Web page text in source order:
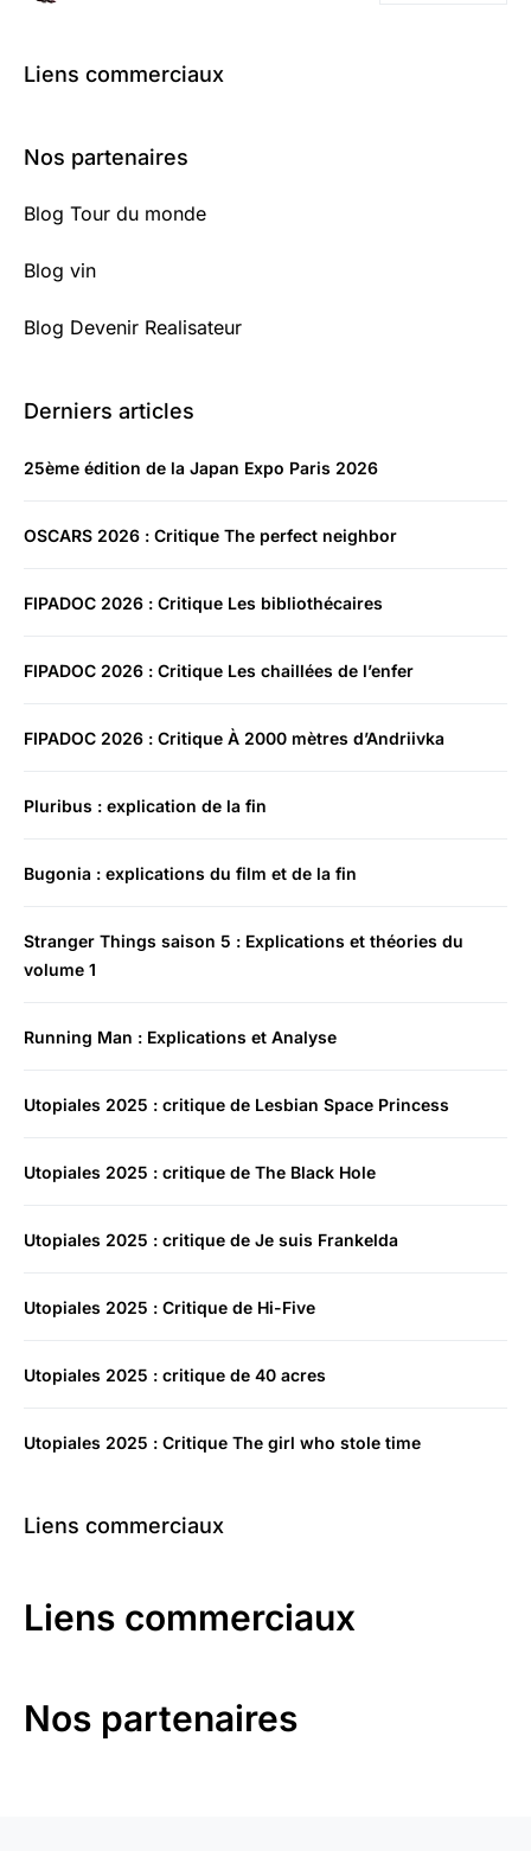
Liens commerciaux
Nos partenaires
Blog Tour du monde
Blog vin
Blog Devenir Realisateur
Derniers articles
25ème édition de la Japan Expo Paris 2026
OSCARS 2026 : Critique The perfect neighbor
FIPADOC 2026 : Critique Les bibliothécaires
FIPADOC 2026 : Critique Les chaillées de l’enfer
FIPADOC 2026 : Critique À 2000 mètres d’Andriivka
Pluribus : explication de la fin
Bugonia : explications du film et de la fin
Stranger Things saison 5 : Explications et théories du
volume 1
Running Man : Explications et Analyse
Utopiales 2025 : critique de Lesbian Space Princess
Utopiales 2025 : critique de The Black Hole
Utopiales 2025 : critique de Je suis Frankelda
Utopiales 2025 : Critique de Hi-Five
Utopiales 2025 : critique de 40 acres
Utopiales 2025 : Critique The girl who stole time
Liens commerciaux
Liens commerciaux
Nos partenaires